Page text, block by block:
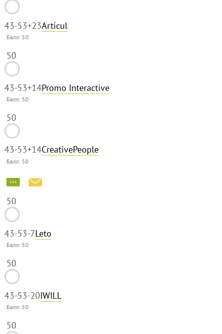
43-53+23Articul
Балл: 50
50
43-53+14Promo Interactive
Балл: 50
50
43-53+14CreativePeople
Балл: 50
50
43-53-7Leto
Балл: 50
50
43-53-20IWILL
Балл: 50
50